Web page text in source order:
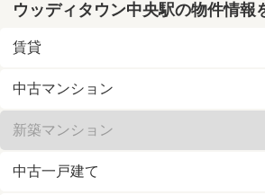
ウッディタウン中央駅の物件情報
賃貸
中古マンション
新築マンション
中古一戸建て